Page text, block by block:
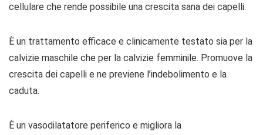
cellulare che rende possibile una crescita sana dei capelli.
È un trattamento efficace e clinicamente testato sia per la
calvizie maschile che per la calvizie femminile. Promuove la
crescita dei capelli e ne previene l’indebolimento e la
caduta.
È un vasodilatatore periferico e migliora la